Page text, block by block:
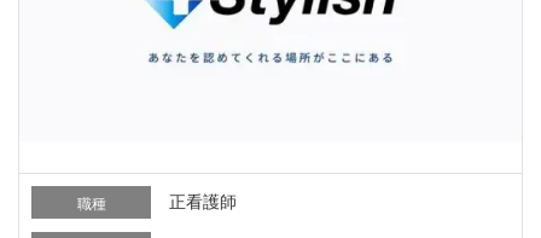
職種 正看護師